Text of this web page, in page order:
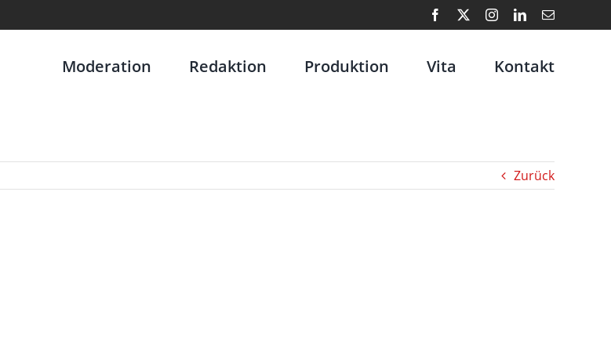
Facebook InstagramLinkedIn
E-
Moderation Redaktion Produktion Vita Kontakt
Zurück